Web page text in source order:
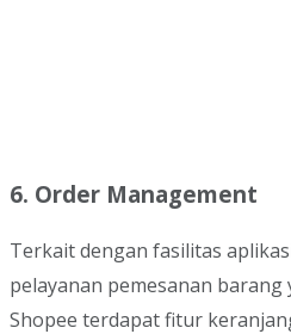
6. Order Management
Terkait dengan fasilitas
pelayanan pemesanan barang
Shopee terdapat fitur